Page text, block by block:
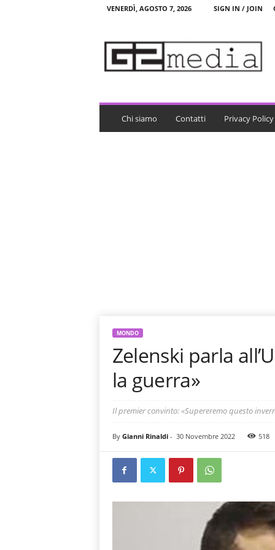
VENERDÌ, AGOSTO 7, 2026 SIGN IN / JOIN
a
Chi siamo Contatti Privacy Policy
MONDO
Zelenski parla
la guerra»
Il premier convinto: «Supereremo questo
By Gianni Rinaldi- 30 Novembre 2022 518